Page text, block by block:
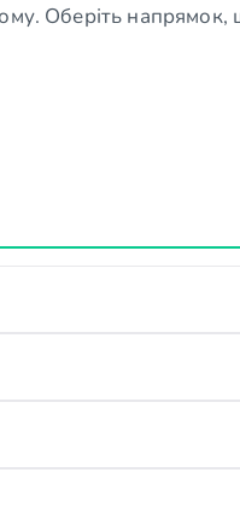
Оберіть напрямок,